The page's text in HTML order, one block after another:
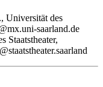
Universität des
saarland.de
Staatstheater,